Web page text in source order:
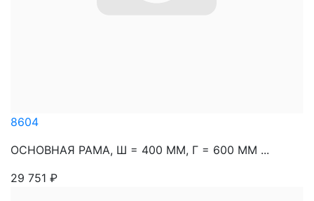
8604
ОСНОВНАЯ РАМА, Ш = 400 ММ, Г = 600 ММ ...
29 751 ₽